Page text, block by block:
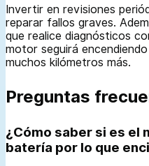
Invertir en revisiones
reparar fallos graves.
que realice diagnósticos
motor seguirá
muchos kilómetros más.
Preguntas
¿Cómo saber si es el
batería por lo que